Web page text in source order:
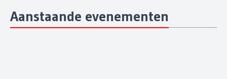
Aanstaande evenementen